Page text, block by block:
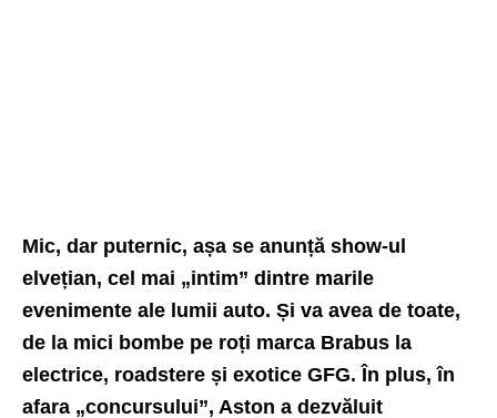
Mic, dar puternic, așa se anunță show-ul
elvețian, cel mai „intim” dintre marile
evenimente ale lumii auto. Și va avea de toate,
de la mici bombe pe roți marca Brabus la
electrice, roadstere și exotice GFG. În plus, în
afara „concursului”, Aston a dezvăluit